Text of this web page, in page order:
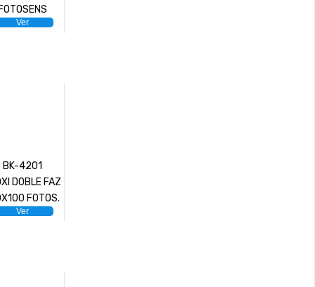
Ver
BK-4201
DOBLE FAZ
FOTOS.
Ver